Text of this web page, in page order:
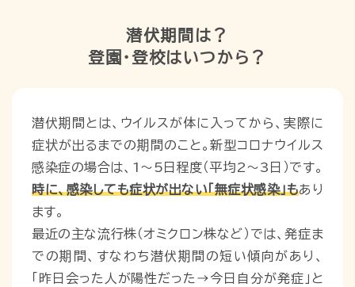
潜伏期間は？
登園・登校はいつから？
潜伏期間とは、ウイルスが体に入ってから、実際に
症状が出るまでの期間のこと。新型コロナウイルス
感染症の場合は、1〜5日程度（平均2〜3日）です。
時に、感染しても症状が出ない「無症状感染」もあり
ます。
最近の主な流行株（オミクロン株など）では、発症ま
での期間、すなわち潜伏期間の短い傾向があり、
「昨日会った人が陽性だった→今日自分が発症」と